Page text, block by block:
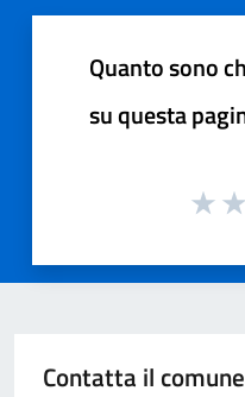
Quanto sono
su questa
Contatta il comune